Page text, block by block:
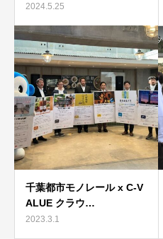
2024.5.25
千葉都市モノレール x C-V
ALUE クラウ…
2023.3.1